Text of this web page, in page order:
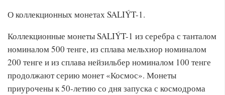
О коллекционных монетах SALIÝT-1.
Коллекционные монеты SALIÝT-1 из серебра с танталом
номиналом 500 тенге, из сплава мельхиор номиналом
200 тенге и из сплава нейзильбер номиналом 100 тенге
продолжают серию монет «Космос». Монеты
приурочены к 50-летию со дня запуска с космодрома